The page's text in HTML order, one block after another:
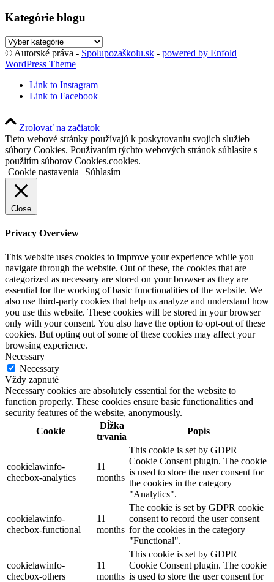
Kategórie blogu
Kategórie
blogu
© Autorské práva - Spolupozaškolu.sk - powered by Enfold
WordPress Theme
Link to Instagram
Link to Facebook
Zrolovať na začiatok
Tieto webové stránky používajú k poskytovaniu svojich služieb
súbory Cookies. Používaním týchto webových stránok súhlasíte s
použitím súborov Cookies.cookies.
Cookie nastavenia
Súhlasím
Close
Privacy Overview
This website uses cookies to improve your experience while you
navigate through the website. Out of these, the cookies that are
categorized as necessary are stored on your browser as they are
essential for the working of basic functionalities of the website. We
also use third-party cookies that help us analyze and understand how
you use this website. These cookies will be stored in your browser
only with your consent. You also have the option to opt-out of these
cookies. But opting out of some of these cookies may affect your
browsing experience.
Necessary
Necessary
Vždy zapnuté
Necessary cookies are absolutely essential for the website to
function properly. These cookies ensure basic functionalities and
security features of the website, anonymously.
Cookie
Dĺžka
trvania
Popis
cookielawinfo-
checbox-analytics
11
months
This cookie is set by GDPR
Cookie Consent plugin. The cookie
is used to store the user consent for
the cookies in the category
"Analytics".
cookielawinfo-
checbox-functional
11
months
The cookie is set by GDPR cookie
consent to record the user consent
for the cookies in the category
"Functional".
cookielawinfo-
checbox-others
11
months
This cookie is set by GDPR
Cookie Consent plugin. The cookie
is used to store the user consent for